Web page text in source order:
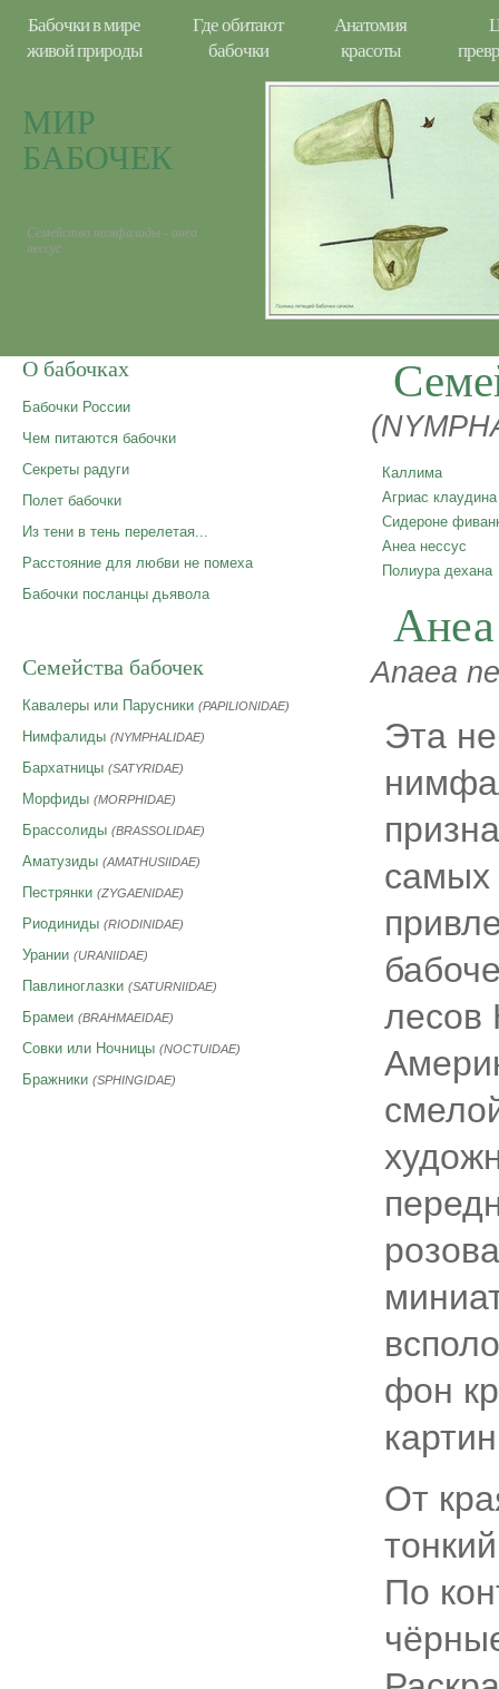
Бабочки в мире
живой природы
Где обитают
бабочки
Анатомия
красоты
МИР
БАБОЧЕК
Семейство нимфалиды - анеа
нессус
О бабочках
Бабочки России
Чем питаются бабочки
Секреты радуги
Полет бабочки
Из тени в тень перелетая...
Расстояние для любви не помеха
Бабочки посланцы дьявола
Семейства бабочек
Кавалеры или Парусники (PAPILIONIDAE)
Нимфалиды (NYMPHALIDAE)
Бархатницы (SATYRIDAE)
Морфиды (MORPHIDAE)
Брассолиды (BRASSOLIDAE)
Аматузиды (AMATHUSIIDAE)
Пестрянки (ZYGAENIDAE)
Риодиниды (RIODINIDAE)
Урании (URANIIDAE)
Павлиноглазки (SATURNIIDAE)
Брамеи (BRAHMAEIDAE)
Совки или Ночницы (NOCTUIDAE)
Бражники (SPHINGIDAE)
Каллима
Агриас клаудина
Сидероне
Анеа нессус
Полиура дехана
Anaea
Эта
самых
фон
От
По